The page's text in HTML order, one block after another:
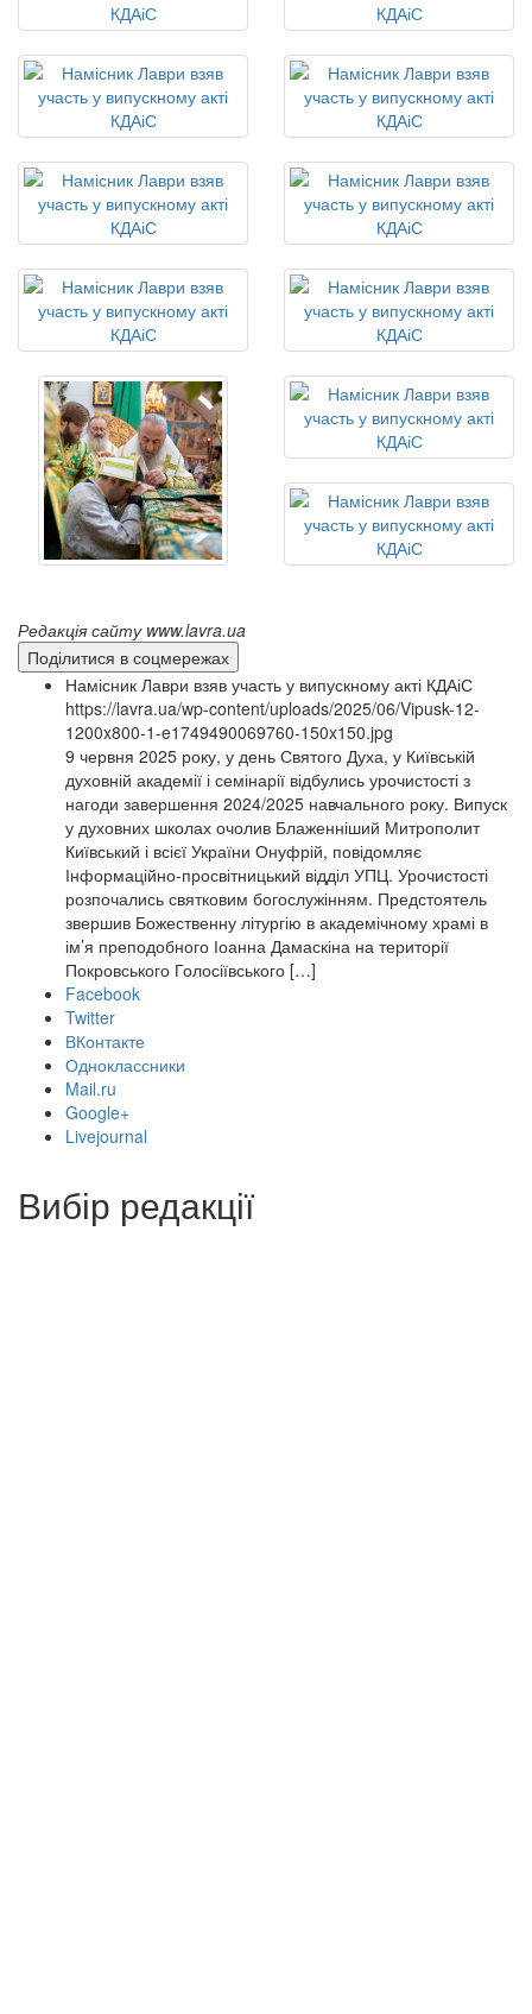
Редакція сайту www.lavra.ua
Поділитися в соцмережах
Намісник Лаври взяв участь у випускному акті КДАіС
https://lavra.ua/wp-content/uploads/2025/06/Vipusk-12-
1200x800-1-e1749490069760-150x150.jpg
9 червня 2025 року, у день Святого Духа, у Київській
духовній академії і семінарії відбулись урочистості з
нагоди завершення 2024/2025 навчального року. Випуск
у духовних школах очолив Блаженніший Митрополит
Київський і всієї України Онуфрій, повідомляє
Інформаційно-просвітницький відділ УПЦ. Урочистості
розпочались святковим богослужінням. Предстоятель
звершив Божественну літургію в академічному храмі в
ім’я преподобного Іоанна Дамаскіна на території
Покровського Голосіївського […]
Facebook
Twitter
ВКонтакте
Одноклассники
Mail.ru
Google+
Livejournal
Вибір редакції